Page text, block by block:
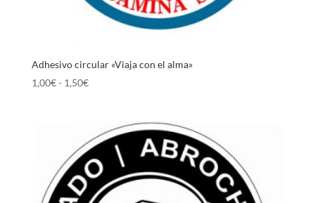
Adhesivo circular «Viaja con el alma»
1,00€- 1,50€Rango
desde
1,00€
hasta
1,50€